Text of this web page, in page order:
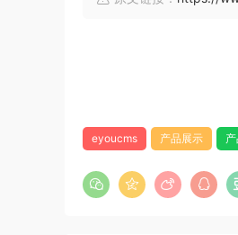
eyoucms 产品展示